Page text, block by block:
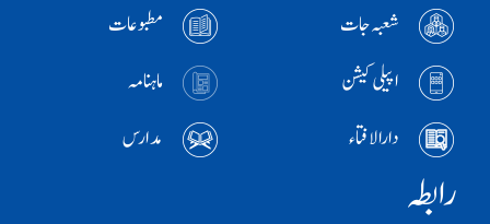
شعبہ جات
مطبوعات
اپیلی کیشن
ماہنامہ
دارالافتاء
مدارس
رابطہ